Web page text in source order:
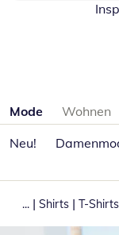
Mode Wohnen
Neu!
... | Shirts | T-Shirts